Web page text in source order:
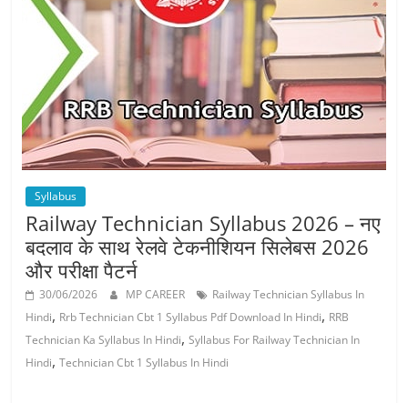
Job
Vacancy
Syllabus
Railway Technician Syllabus 2026 – नए
बदलाव के साथ रेलवे टेकनीशियन सिलेबस 2026
और परीक्षा पैटर्न
30/06/2026 MP CAREER
Railway Technician Syllabus In
Hindi, Rrb Technician Cbt 1 Syllabus Pdf Download In Hindi, RRB
Technician Ka Syllabus In Hindi,Syllabus For Railway Technician In
Hindi,Technician Cbt 1 Syllabus In Hindi